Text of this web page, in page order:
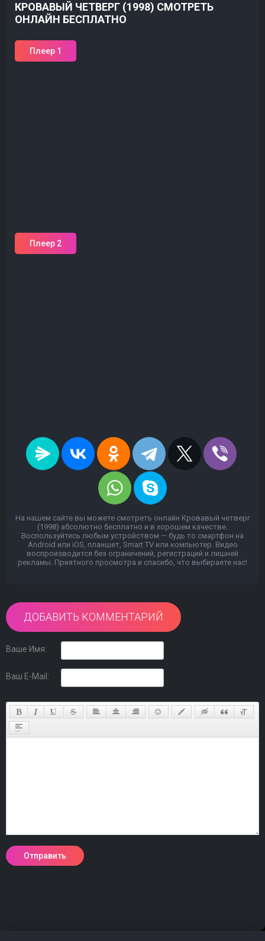
КРОВАВЫЙ ЧЕТВЕРГ (1998) СМОТРЕТЬ
ОНЛАЙН БЕСПЛАТНО
Плеер 1
Плеер 2
На нашем сайте вы можете смотреть онлайн Кровавый четверг
(1998) абсолютно бесплатно и в хорошем качестве.
Воспользуйтесь любым устройством — будь то смартфон на
Android или iOS, планшет, Smart TV или компьютер. Видео
воспроизводится без ограничений, регистраций и лишней
рекламы. Приятного просмотра и спасибо, что выбираете нас!
ДОБАВИТЬ КОММЕНТАРИЙ
Ваше Имя:
Ваш E-Mail: